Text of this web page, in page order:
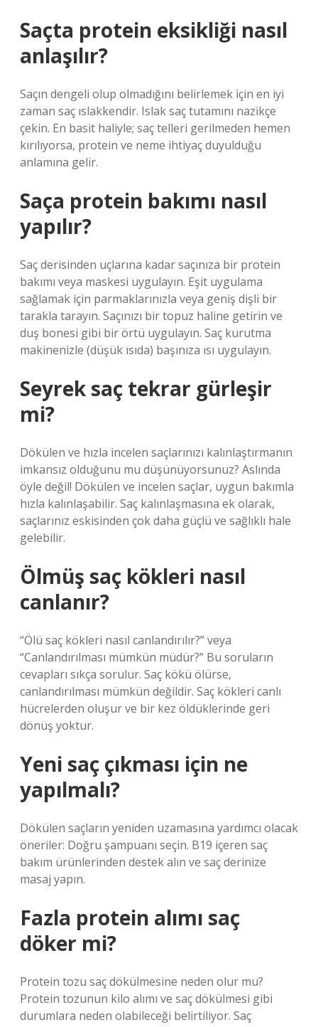
Saçta protein eksikliği nasıl
anlaşılır?
Saçın dengeli olup olmadığını belirlemek için en iyi
zaman saç ıslakkendir. Islak saç tutamını nazikçe
çekin. En basit haliyle; saç telleri gerilmeden hemen
kırılıyorsa, protein ve neme ihtiyaç duyulduğu
anlamına gelir.
Saça protein bakımı nasıl
yapılır?
Saç derisinden uçlarına kadar saçınıza bir protein
bakımı veya maskesi uygulayın. Eşit uygulama
sağlamak için parmaklarınızla veya geniş dişli bir
tarakla tarayın. Saçınızı bir topuz haline getirin ve
duş bonesi gibi bir örtü uygulayın. Saç kurutma
makinenizle (düşük ısıda) başınıza ısı uygulayın.
Seyrek saç tekrar gürleşir
mi?
Dökülen ve hızla incelen saçlarınızı kalınlaştırmanın
imkansız olduğunu mu düşünüyorsunuz? Aslında
öyle değil! Dökülen ve incelen saçlar, uygun bakımla
hızla kalınlaşabilir. Saç kalınlaşmasına ek olarak,
saçlarınız eskisinden çok daha güçlü ve sağlıklı hale
gelebilir.
Ölmüş saç kökleri nasıl
canlanır?
“Ölü saç kökleri nasıl canlandırılır?” veya
“Canlandırılması mümkün müdür?” Bu soruların
cevapları sıkça sorulur. Saç kökü ölürse,
canlandırılması mümkün değildir. Saç kökleri canlı
hücrelerden oluşur ve bir kez öldüklerinde geri
dönüş yoktur.
Yeni saç çıkması için ne
yapılmalı?
Dökülen saçların yeniden uzamasına yardımcı olacak
öneriler: Doğru şampuanı seçin. B19 içeren saç
bakım ürünlerinden destek alın ve saç derinize
masaj yapın.
Fazla protein alımı saç
döker mi?
Protein tozu saç dökülmesine neden olur mu?
Protein tozunun kilo alımı ve saç dökülmesi gibi
durumlara neden olabileceği belirtiliyor. Saç